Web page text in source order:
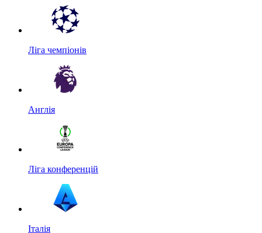
Ліга чемпіонів
Англія
Ліга конференцій
Італія